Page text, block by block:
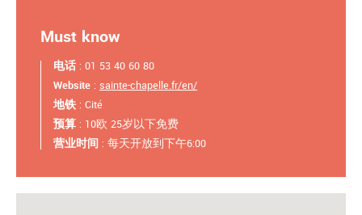
Must know
电话 : 01 53 40 60 80
Website : sainte-chapelle.fr/en/
地铁 : Cité
预算 : 10欧 25岁以下免费
营业时间 : 每天开放到下午6:00